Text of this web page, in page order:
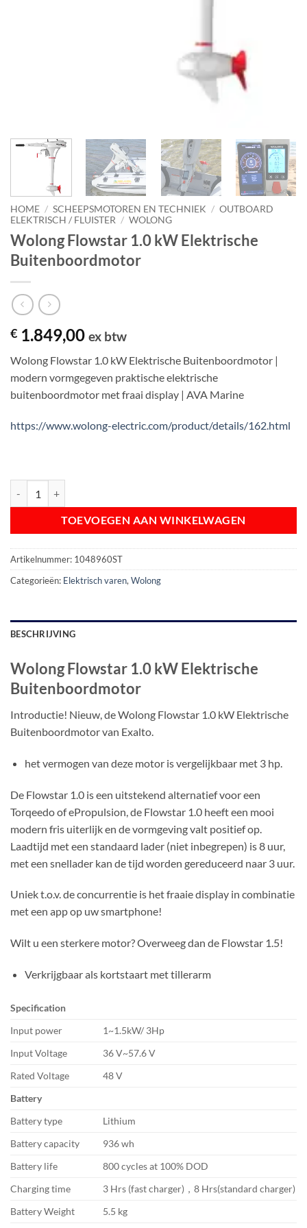
HOME / SCHEEPSMOTOREN EN TECHNIEK / OUTBOARD
ELEKTRISCH / FLUISTER / WOLONG
Wolong Flowstar 1.0 kW Elektrische
Buitenboordmotor
€ 1.849,00 ex btw
Wolong Flowstar 1.0 kW Elektrische Buitenboordmotor |
modern vormgegeven praktische elektrische
buitenboordmotor met fraai display | AVA Marine
https://www.wolong-electric.com/product/details/162.html
TOEVOEGEN AAN WINKELWAGEN
Artikelnummer: 1048960ST
Categorieën: Elektrisch varen, Wolong
BESCHRIJVING
Wolong Flowstar 1.0 kW Elektrische
Buitenboordmotor
Introductie! Nieuw, de Wolong Flowstar 1.0 kW Elektrische
Buitenboordmotor van Exalto.
het vermogen van deze motor is vergelijkbaar met 3 hp.
De Flowstar 1.0 is een uitstekend alternatief voor een
Torqeedo of ePropulsion, de Flowstar 1.0 heeft een mooi
modern fris uiterlijk en de vormgeving valt positief op.
Laadtijd met een standaard lader (niet inbegrepen) is 8 uur,
met een snellader kan de tijd worden gereduceerd naar 3 uur.
Uniek t.o.v. de concurrentie is het fraaie display in combinatie
met een app op uw smartphone!
Wilt u een sterkere motor? Overweeg dan de Flowstar 1.5!
Verkrijgbaar als kortstaart met tillerarm
Specification
Input power
1~1.5kW/ 3Hp
Input Voltage
36 V~57.6 V
Rated Voltage
48 V
Battery
Battery type
Lithium
Battery capacity
936 wh
Battery life
800 cycles at 100% DOD
Charging time
3 Hrs (fast charger)，8 Hrs(standard charger)
Battery Weight
5.5 kg